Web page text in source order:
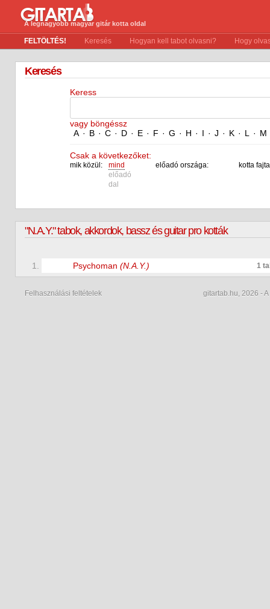
A legnagyobb magyar gitár kotta oldal
FELTÖLTÉS! Keresés Hogyan kell tabot olvasni? Hogy
Keresés
Keress
vagy böngéssz
A · B · C · D · E · F · G · H · I · J · K · L · M
Csak a következőket:
mik közül:
mind
előadó
dal
előadó országa: kotta
"N.A.Y." tabok, akkordok, bassz és guitar pro kották
1. Psychoman (N.A.Y.) 1
Felhasználási feltételek gitartab.hu, 2026 -